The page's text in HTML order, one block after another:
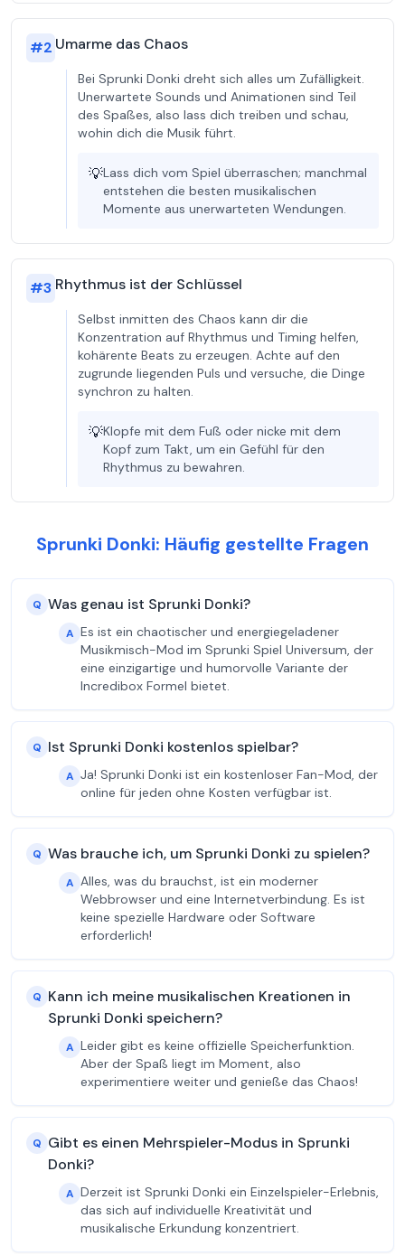
#2 Umarme das Chaos
Bei Sprunki Donki dreht sich alles um Zufälligkeit.
Unerwartete Sounds und Animationen sind Teil
des Spaßes, also lass dich treiben und schau,
wohin dich die Musik führt.
💡Lass dich vom Spiel überraschen; manchmal
entstehen die besten musikalischen
Momente aus unerwarteten Wendungen.
#3 Rhythmus ist der Schlüssel
Selbst inmitten des Chaos kann dir die
Konzentration auf Rhythmus und Timing helfen,
kohärente Beats zu erzeugen. Achte auf den
zugrunde liegenden Puls und versuche, die Dinge
synchron zu halten.
💡Klopfe mit dem Fuß oder nicke mit dem
Kopf zum Takt, um ein Gefühl für den
Rhythmus zu bewahren.
Sprunki Donki: Häufig gestellte Fragen
Q Was genau ist Sprunki Donki?
A Es ist ein chaotischer und energiegeladener
Musikmisch-Mod im Sprunki Spiel Universum, der
eine einzigartige und humorvolle Variante der
Incredibox Formel bietet.
Q Ist Sprunki Donki kostenlos spielbar?
A Ja! Sprunki Donki ist ein kostenloser Fan-Mod, der
online für jeden ohne Kosten verfügbar ist.
Q Was brauche ich, um Sprunki Donki zu spielen?
A Alles, was du brauchst, ist ein moderner
Webbrowser und eine Internetverbindung. Es ist
keine spezielle Hardware oder Software
erforderlich!
Q Kann ich meine musikalischen Kreationen in
Sprunki Donki speichern?
A Leider gibt es keine offizielle Speicherfunktion.
Aber der Spaß liegt im Moment, also
experimentiere weiter und genieße das Chaos!
Q Gibt es einen Mehrspieler-Modus in Sprunki
Donki?
A Derzeit ist Sprunki Donki ein Einzelspieler-Erlebnis,
das sich auf individuelle Kreativität und
musikalische Erkundung konzentriert.